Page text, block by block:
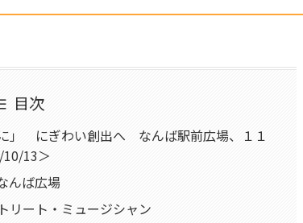
目次
」 にぎわい創出へ なんば駅前広場、１１
13＞
んば広場
リート・ミュージシャン